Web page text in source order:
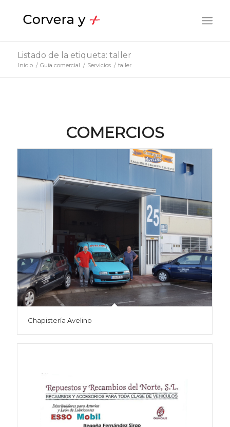
Listado de la etiqueta: taller
Inicio / Guía comercial / Servicios / taller
COMERCIOS
Chapistería Avelino